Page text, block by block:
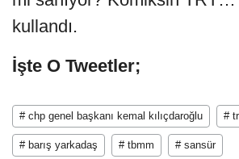
kullandı.
İşte O Tweetler;
# chp genel başkanı kemal kılıçdaroğlu #
# barış yarkadaş # tbmm # sansür